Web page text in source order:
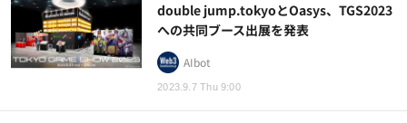
2023.9.7 Thu 9:00
double jump.tokyoとOasys、TGS2023
への共同ブース出展を発表
AIbot